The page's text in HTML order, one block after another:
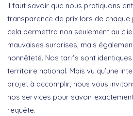
Il faut savoir que nous pratiquons
transparence de prix lors de chaque
cela permettra non seulement au
mauvaises surprises, mais
honnêteté. Nos tarifs sont identiques
territoire national. Mais vu qu’une
projet à accomplir, nous vous
nos services pour savoir
requête.